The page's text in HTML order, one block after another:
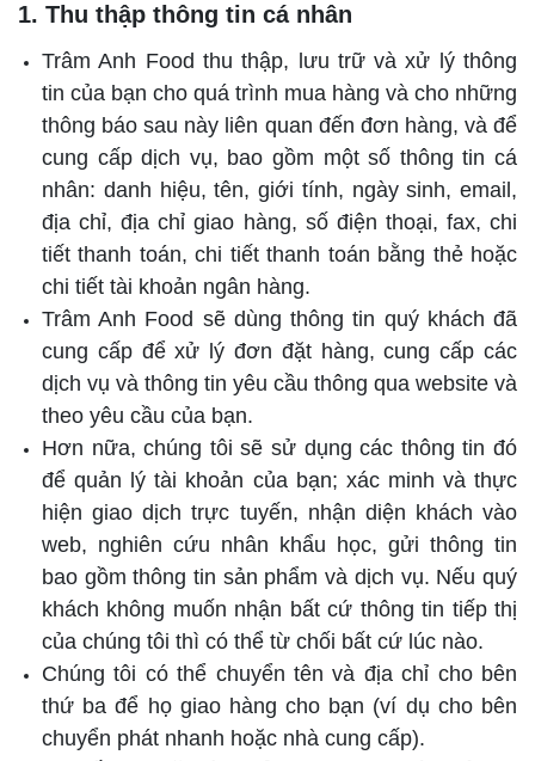
1. Thu thập thông tin cá nhân
Trâm Anh Food thu thập, lưu trữ và xử lý thông
tin của bạn cho quá trình mua hàng và cho những
thông báo sau này liên quan đến đơn hàng, và để
cung cấp dịch vụ, bao gồm một số thông tin cá
nhân: danh hiệu, tên, giới tính, ngày sinh, email,
địa chỉ, địa chỉ giao hàng, số điện thoại, fax, chi
tiết thanh toán, chi tiết thanh toán bằng thẻ hoặc
chi tiết tài khoản ngân hàng.
Trâm Anh Food sẽ dùng thông tin quý khách đã
cung cấp để xử lý đơn đặt hàng, cung cấp các
dịch vụ và thông tin yêu cầu thông qua website và
theo yêu cầu của bạn.
Hơn nữa, chúng tôi sẽ sử dụng các thông tin đó
để quản lý tài khoản của bạn; xác minh và thực
hiện giao dịch trực tuyến, nhận diện khách vào
web, nghiên cứu nhân khẩu học, gửi thông tin
bao gồm thông tin sản phẩm và dịch vụ. Nếu quý
khách không muốn nhận bất cứ thông tin tiếp thị
của chúng tôi thì có thể từ chối bất cứ lúc nào.
Chúng tôi có thể chuyển tên và địa chỉ cho bên
thứ ba để họ giao hàng cho bạn (ví dụ cho bên
chuyển phát nhanh hoặc nhà cung cấp).